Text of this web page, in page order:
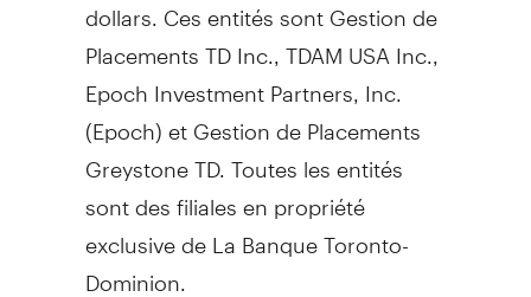
Placements TD Inc., TDAMUSA Inc.,
Epoch Investment Partners, Inc.
(Epoch) et Gestion de Placements
Greystone TD. Toutes les entités
sont des filiales en propriété
exclusive de La Banque Toronto-
Dominion.